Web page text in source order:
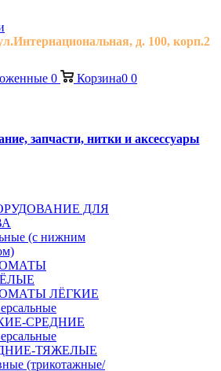
Интернациональная, д. 100, корп.2
0 Корзина0 0
запчасти, нитки и аксессуары
ДЛЯ
(с нижним
ЛЁГКИЕ
СРЕДНИЕ
ТЯЖЕЛЫЕ
(трикотажные/